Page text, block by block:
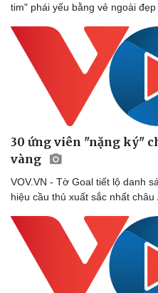
tim" phái yếu bằng vẻ ngoài đẹp
30 ứng viên "nặng ký"
vàng
VOV.VN - Tờ Goal tiết lộ danh
hiệu cầu thủ xuất sắc nhất